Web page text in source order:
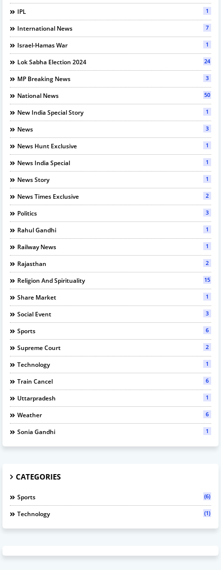
IPL 1
International News 7
Israel-Hamas War 1
Lok Sabha Election 2024 24
MP Breaking News 3
National News 50
New India Special Story 1
News 3
News Hunt Exclusive 1
News India Special 1
News Story 1
News Times Exclusive 2
Politics 3
Rahul Gandhi 1
Railway News 1
Rajasthan 2
Religion And Spirituality 15
Share Market 1
Social Event 3
Sports 6
Supreme Court 2
Technology 1
Train Cancel 6
Uttarpradesh 1
Weather 6
Sonia Gandhi 1
CATEGORIES
Sports (6)
Technology (1)